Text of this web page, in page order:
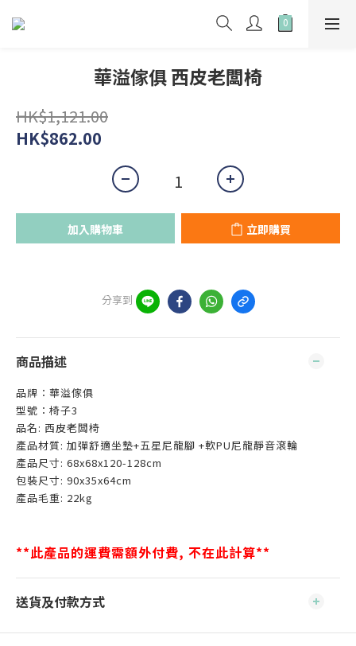
華溢傢俱 西皮老闆椅
HK$1,121.00
HK$862.00
加入購物車 立即購買
分享到
商品描述
品牌：華溢傢俱
型號：椅子3
品名: 西皮老闆椅
產品材質: 加彈舒適坐墊+五星尼龍腳 +軟PU尼龍靜音滾輪
產品尺寸: 68x68x120-128cm
包裝尺寸: 90x35x64cm
產品毛重: 22kg
**此產品的運費需額外付費, 不在此計算**
送貨及付款方式